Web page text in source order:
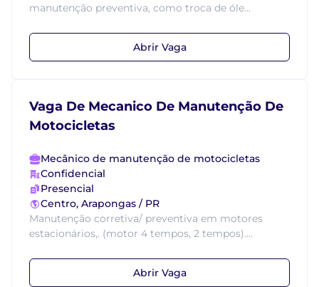
manutenção preventiva, como troca de óle...
Abrir Vaga
Vaga De Mecanico De Manutenção De
Motocicletas
Mecânico de manutenção de motocicletas
Confidencial
Presencial
Centro, Arapongas / PR
Manutenção corretiva/ preventiva em motores
estacionários,. (motor 4 tempos, 2 tempos)....
Abrir Vaga